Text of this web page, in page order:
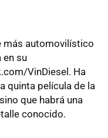
más automovilístico
en su
VinDiesel. Ha
quinta película de la
que habrá una
conocido.